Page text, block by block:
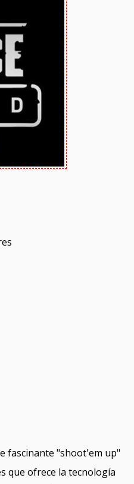
fascinante "shoot'em up"
que ofrece la tecnología